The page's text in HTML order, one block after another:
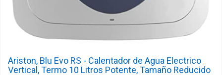
Ariston, Blu Evo RS - Calentador de Agua Electrico
Vertical, Termo 10 Litros Potente, Tamaño Reducido